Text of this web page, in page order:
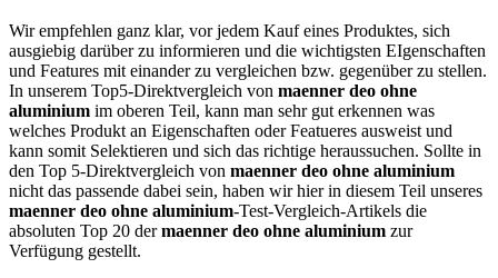
Wir empfehlen ganz klar, vor jedem Kauf eines Produktes, sich
ausgiebig darüber zu informieren und die wichtigsten EIgenschaften
und Features mit einander zu vergleichen bzw. gegenüber zu stellen.
In unserem Top5-Direktvergleich von maenner deo ohne
aluminium im oberen Teil, kann man sehr gut erkennen was
welches Produkt an Eigenschaften oder Featueres ausweist und
kann somit Selektieren und sich das richtige heraussuchen. Sollte in
den Top 5-Direktvergleich von maenner deo ohne aluminium
nicht das passende dabei sein, haben wir hier in diesem Teil unseres
maenner deo ohne aluminium-Test-Vergleich-Artikels die
absoluten Top 20 dermaenner deo ohne aluminium zur
Verfügung gestellt.